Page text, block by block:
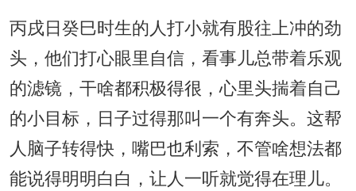
丙戌日癸巳时生的人打小就有股往上冲的劲
头，他们打心眼里自信，看事儿总带着乐观
的滤镜，干啥都积极得很，心里头揣着自己
的小目标，日子过得那叫一个有奔头。这帮
人脑子转得快，嘴巴也利索，不管啥想法都
能说得明明白白，让人一听就觉得在理儿。